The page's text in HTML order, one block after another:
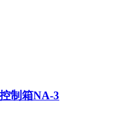
制箱NA-3